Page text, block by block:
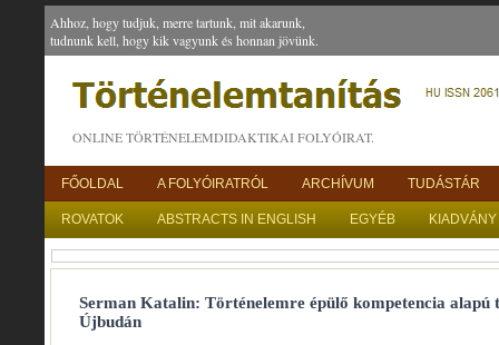
Ahhoz, hogy tudjuk, merre tartunk, mit akarunk,
tudnunk kell, hogy kik vagyunk és honnan jövünk.
ONLINE TÖRTÉNELEMDIDAKTIKAI FOLYÓIRAT.
FŐOLDAL A FOLYÓIRATRÓL ARCHÍVUM TUDÁSTÁR
ROVATOK ABSTRACTS IN ENGLISH EGYÉB
Serman Katalin: Történelemre épülő kompetencia alapú
Újbudán